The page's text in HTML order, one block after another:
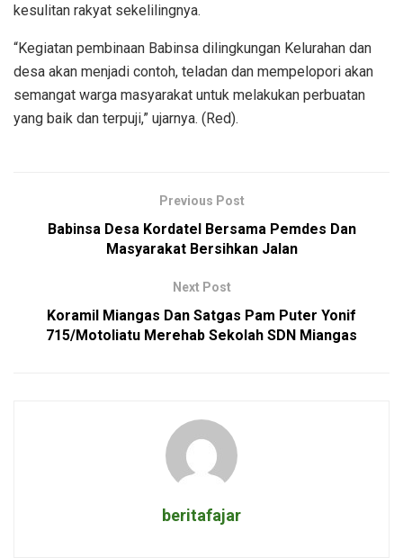
kesulitan rakyat sekelilingnya.
“Kegiatan pembinaan Babinsa dilingkungan Kelurahan dan
desa akan menjadi contoh, teladan dan mempelopori akan
semangat warga masyarakat untuk melakukan perbuatan
yang baik dan terpuji,” ujarnya. (Red).
Previous Post
Babinsa Desa Kordatel Bersama Pemdes Dan
Masyarakat Bersihkan Jalan
Next Post
Koramil Miangas Dan Satgas Pam Puter Yonif
715/Motoliatu Merehab Sekolah SDN Miangas
beritafajar